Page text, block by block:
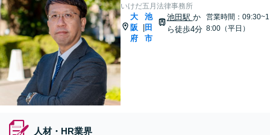
いけだ五月法律事務所
大
阪
府
池
田
市
池田駅 か
ら徒歩4分
営業時間：09:30~1
8:00（平日）
人材・HR業界